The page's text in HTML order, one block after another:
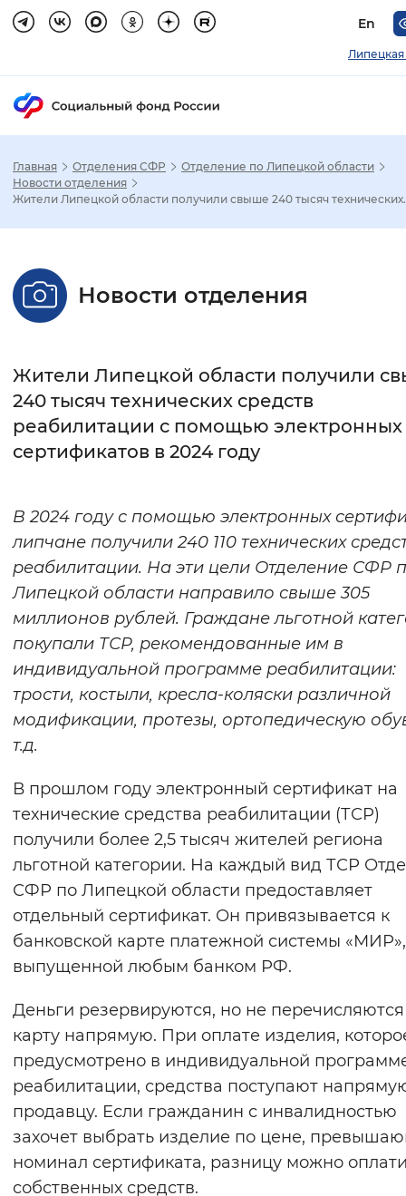
En
Липецкая
Настройка режима отображения
Стандартный Увеличенный
Интервал между буквами
Цвет сайта
Монохромный Инверсивный
Синий фон
Изображения
Включены Выключены
Звуковой ассистент
Вернуть стандартные настройки
Главная Отделения СФР
Отделение по Липецкой области
Новости отделения
Жители Липецкой области получили свыше 240 тысяч
Новости отделения
Жители Липецкой области получили
240 тысяч технических средств
реабилитации с помощью электронных
сертификатов в 2024 году
В 2024 году с помощью электронных
липчане получили 240 110 технических
реабилитации. На эти цели Отделение СФР
Липецкой области направило свыше 305
миллионов рублей. Граждане льготной
покупали ТСР, рекомендованные им в
индивидуальной программе реабилитации:
трости, костыли, кресла-коляски различной
модификации, протезы, ортопедическую
т.д.
В прошлом году электронный сертификат на
технические средства реабилитации (ТСР)
получили более 2,5 тысяч жителей региона
льготной категории. На каждый вид ТСР
СФР по Липецкой области предоставляет
отдельный сертификат. Он привязывается к
банковской карте платежной системы «МИР»,
выпущенной любым банком РФ.
Деньги резервируются, но не
карту напрямую. При оплате изделия,
предусмотрено в индивидуальной
реабилитации, средства поступают
продавцу. Если гражданин с инвалидностью
захочет выбрать изделие по цене,
номинал сертификата, разницу можно
собственных средств.